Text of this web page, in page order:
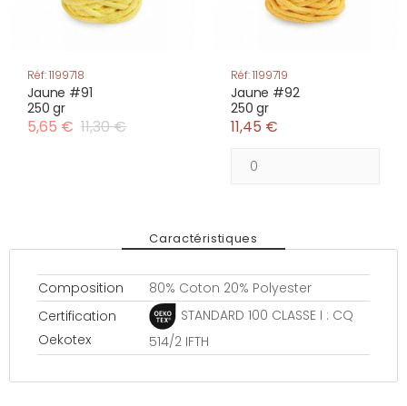
Réf: 1199718
Jaune #91
250 gr
5,65 € 11,30 €
Réf: 1199719
Jaune #92
250 gr
11,45 €
Caractéristiques
Composition
80% Coton 20% Polyester
Certification
Oekotex
STANDARD 100 CLASSE I : CQ
514/2 IFTH